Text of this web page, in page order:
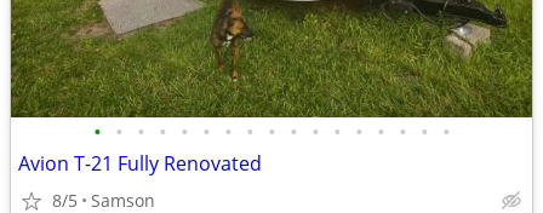
• • • • • • • • • • • • • • • • •
Avion T-21 Fully Renovated
8/5 Samson